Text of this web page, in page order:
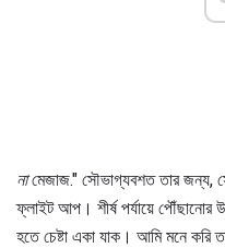
নামেজাজ." সৌভাগ্যবশত তার জন্য,
ফ্লাইট আপ। শীর্ষ পর্যায়ে পৌঁছানোর
হতে চেষ্টা একা যাক। আমি মনে করি